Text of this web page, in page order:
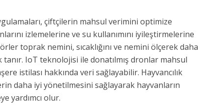
çiftçilerin mahsul verimini optimize
izlemelerine ve su kullanımını iyileştirmelerine
toprak nemini, sıcaklığını ve nemini ölçerek daha
tanır. IoT teknolojisi ile donatılmış dronlar mahsul
istilası hakkında veri sağlayabilir. Hayvancılık
daha iyi yönetilmesini sağlayarak hayvanların
yardımcı olur.